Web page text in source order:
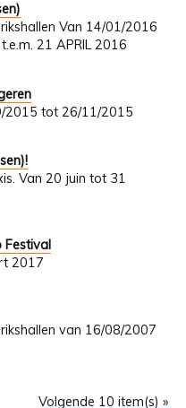
Van 14/01/2016
21 APRIL 2016
2015 tot 26/11/2015
Van 20 juin tot 31
2017
van 16/08/2007
Volgende 10 item(s) »